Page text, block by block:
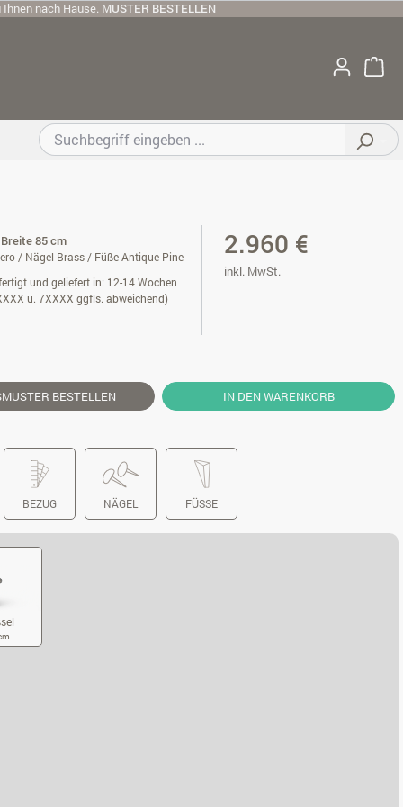
nach Hause. MUSTER BESTELLEN
85 cm
/ Nägel Brass / Füße Antique Pine
und geliefert in: 12-14 Wochen
u. 7XXXX ggfls. abweichend)
2.960 €
inkl. MwSt.
BESTELLEN IN DEN WARENKORB
BEZUG NÄGEL FÜSSE